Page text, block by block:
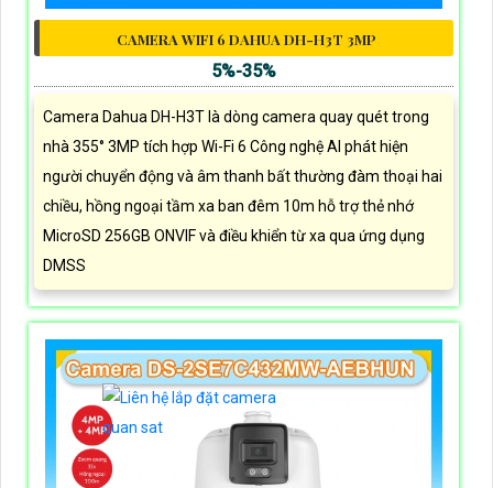
CAMERA WIFI 6 DAHUA DH-H3T 3MP
5%-35%
Camera Dahua DH-H3T là dòng camera quay quét trong
nhà 355° 3MP tích hợp Wi-Fi 6 Công nghệ AI phát hiện
người chuyển động và âm thanh bất thường đàm thoại hai
chiều, hồng ngoại tầm xa ban đêm 10m hỗ trợ thẻ nhớ
MicroSD 256GB ONVIF và điều khiển từ xa qua ứng dụng
DMSS